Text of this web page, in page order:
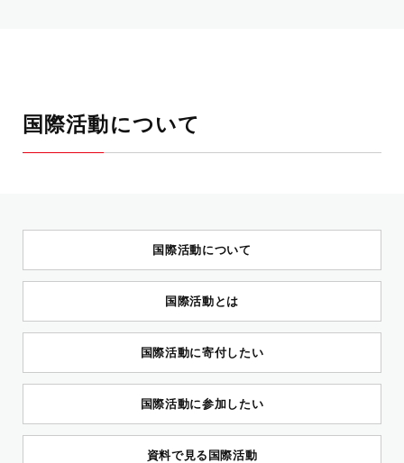
国際活動について
国際活動について
国際活動とは
国際活動に寄付したい
国際活動に参加したい
資料で見る国際活動